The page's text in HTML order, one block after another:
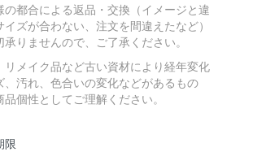
の都合による返品・交換（イメージと違
イズが合わない、注文を間違えたなど）
承りませんので、ご了承ください。
リメイク品など古い資材により経年変化
、汚れ、色合いの変化などがあるもの
品個性としてご理解ください。
限